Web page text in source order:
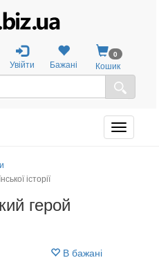
Увійти Бажані
0
Кошик
історії
герой
В бажані